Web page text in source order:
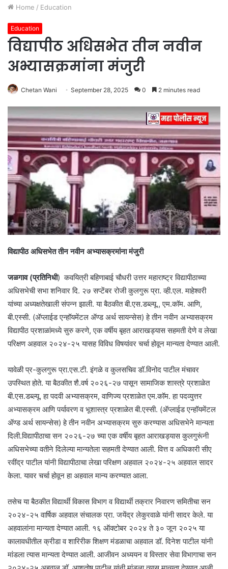
Home / Education
Education
विद्यापीठ अधिसभेत तीन नवीन
अभ्यासक्रमांना मंजुरी
Chetan Wani September 28, 2025 0 2 minutes read
विद्यापीठ अधिसभेत तीन नवीन अभ्यासक्रमांना मंजुरी
जळगाव (प्रतिनिधी) कवयित्री बहिणाबाई चौधरी उत्तर महाराष्ट्र विद्यापीठाच्या
अधिसभेची सभा शनिवार दि. २७ सप्टेंबर रोजी कुलगुरू प्रा. व्ही.एल. माहेश्वरी
यांच्या अध्यक्षतेखाली संपन्न झाली. या बैठकीत बी.एस.डब्ल्यू., एम.कॉम. आणि,
बी.एस्सी. (ॲप्लाईड एन्हॉयमेंटल ॲण्ड अर्थ सायन्सेस) हे तीन नवीन अभ्यासक्रम
विद्यापीठ प्रशाळांमध्ये सुरु करणे, एक वर्षीय बृहत आराखड्यास सहमती देणे व लेखा
परिक्षण अहवाल २०२४-२५ यासह विविध विषयांवर चर्चा होवून मान्यता देण्यात आली.
यावेळी प्र-कुलगुरू प्रा.एस.टी. इंगळे व कुलसचिव डॉ.विनोद पाटील मंचावर
उपस्थित होते. या बैठकीत शै.वर्ष २०२६-२७ पासून सामाजिक शास्त्रे प्रशाळेत
बी.एस.डब्ल्यू. हा पदवी अभ्यासक्रम, वाणिज्य प्रशाळेत एम.कॉम. हा पदव्युत्तर
अभ्यासक्रम आणि पर्यावरण व भूशास्त्र प्रशाळेत बी.एस्सी. (ॲप्लाईड एन्हॉयमेंटल
ॲण्ड अर्थ सायन्सेस) हे तीन नवीन अभ्यासक्रम सुरु करण्यास अधिसभेने मान्यता
दिली.विद्यापीठाचा सन २०२६-२७ च्या एक वर्षीय बृहत आराखड्यास कुलगुरूंनी
अधिसभेच्या वतीने दिलेल्या मान्यतेला सहमती देण्यात आली. वित्त व अधिकारी सीए
रवींद्र पाटील यांनी विद्यापीठाचा लेखा परिक्षण अहवाल २०२४-२५ अहवाल सादर
केला. यावर चर्चा होवून हा अहवाल मान्य करण्यात आला.
तसेच या बैठकीत विद्यार्थी विकास विभाग व विद्यार्थी तक्रार निवारण समितीचा सन
२०२४-२५ वार्षिक अहवाल संचालक प्रा. जयेंद्र लेकुरवाळे यांनी सादर केले. या
अहवालांना मान्यता देण्यात आली. १६ ऑक्टोबर २०२४ ते ३० जून २०२५ या
कालावधीतील क्रीडा व शारिरीक ‍शिक्षण मंडळाचा अहवाल डॉ. दिनेश पाटील यांनी
मांडला त्यास मान्यता देण्यात आली. आजीवन अध्ययन व विस्तार सेवा विभागाचा सन